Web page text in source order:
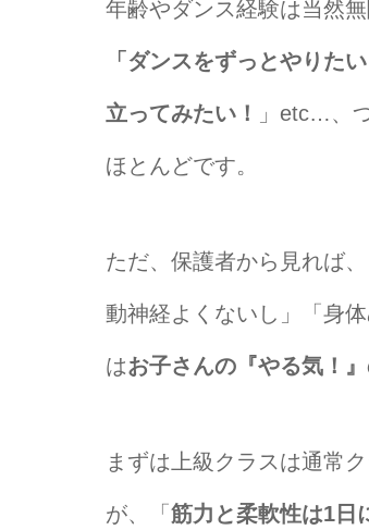
年齢やダンス経験は当然無
「ダンスをずっとやりた
立ってみたい！ 」etc…、
ほとんどです。
ただ、保護者から見れば
動神経よくないし」「身
はお子さんの『やる気！
まずは上級クラスは通常
が、「 筋力と柔軟性は1日